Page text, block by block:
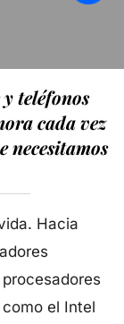
teléfonos
cada vez
necesitamos
Hacia
el Intel